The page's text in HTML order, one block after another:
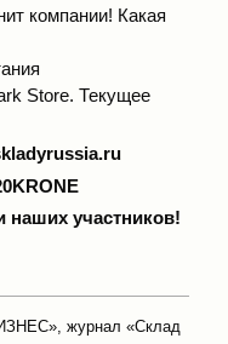
компании! Какая
Store. Текущее
наших участников!
журнал «Склад